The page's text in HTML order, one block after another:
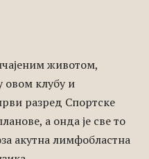
животом,
овом клубу и
разред Спортске
а онда је све то
акутна лимфобластна